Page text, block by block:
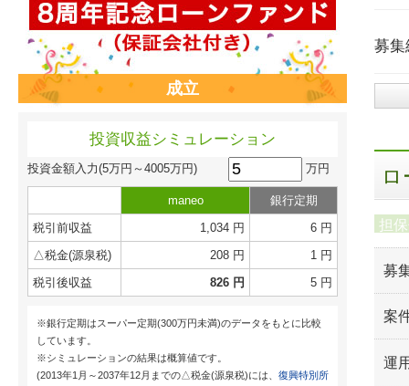
成立
投資収益シミュレーション
投資金額入力(5万円～4005万円) 万円
maneo
銀行定期
税引前収益
1,034 円
6 円
△税金(源泉税)
208 円
1 円
税引後収益
826 円 5 円
※銀行定期はスーパー定期(300万円未満)のデータをもとに比較
しています。
※シミュレーションの結果は概算値です。
(2013年1月～2037年12月までの△税金(源泉税)には、 復興特別所
募集
担
募
案
運